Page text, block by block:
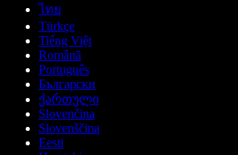
ไทย
Türkçe
Tiếng Việt
Română
Português
Български
ქართული
Slovenčina
Slovenščina
Eesti